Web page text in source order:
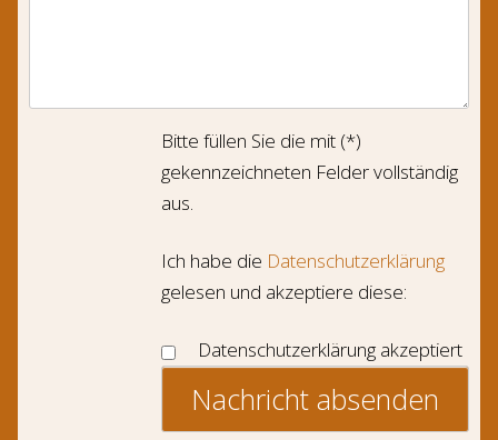
Bitte füllen Sie die mit (*)
gekennzeichneten Felder vollständig
aus.
Ich habe die Datenschutzerklärung
gelesen und akzeptiere diese:
Datenschutzerklärung akzeptiert
Nachricht absenden